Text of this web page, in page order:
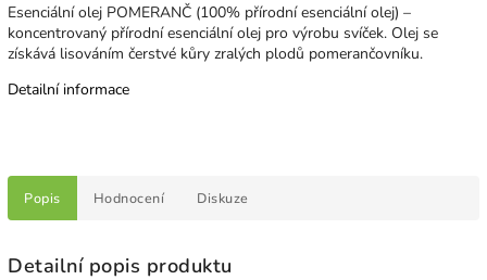
Esenciální olej POMERANČ (100% přírodní esenciální olej) –
koncentrovaný přírodní esenciální olej pro výrobu svíček. Olej se
získává lisováním čerstvé kůry zralých plodů pomerančovníku.
Detailní informace
Popis Hodnocení Diskuze
Detailní popis produktu